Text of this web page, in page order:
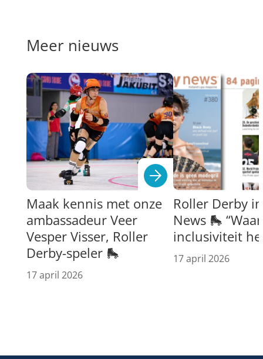
Meer nieuws
Maak kennis met onze
ambassadeur Veer
Vesper Visser, Roller
Derby-speler 🛼
17 april 2026
Roller Derby
News 🛼
inclusiviteit
17 april 2026